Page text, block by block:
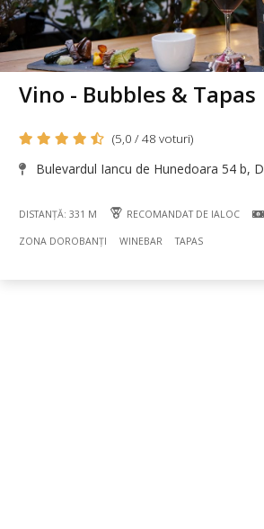
Vino - Bubbles & Tapas
(5,0 / 48 voturi)
Bulevardul Iancu de Hunedoara 54 b,
DISTANȚĂ: 331 M RECOMANDAT DE IALOC
ZONA DOROBANȚI WINEBAR TAPAS